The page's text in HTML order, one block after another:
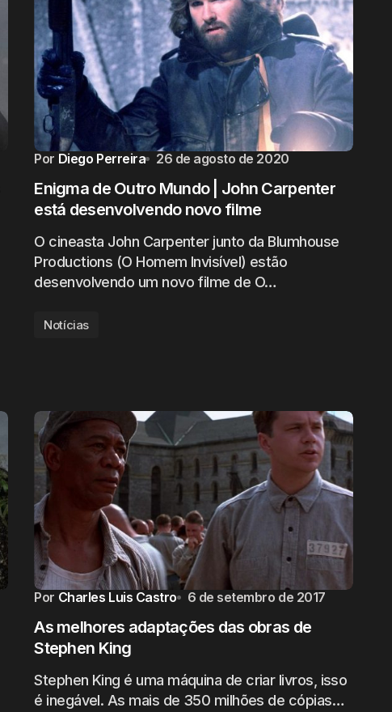
Por Diego Perreira 26 de agosto de 2020
Enigma de Outro Mundo | John Carpenter
está desenvolvendo novo filme
O cineasta John Carpenter junto da Blumhouse
Productions (O Homem Invisível) estão
desenvolvendo um novo filme de O…
Notícias
Por Charles Luis Castro 6 de setembro de 2017
As melhores adaptações das obras de
Stephen King
Stephen King é uma máquina de criar livros, isso
é inegável. As mais de 350 milhões de cópias…